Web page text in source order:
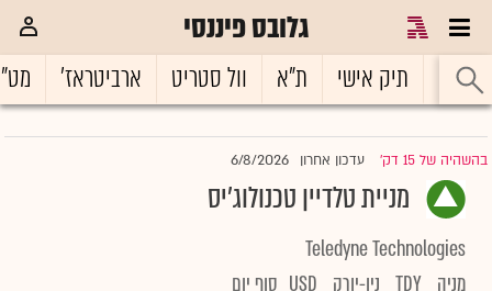
גלובס פיננסי
ראשי תיק אישי ת"א וול סטריט ארביטראז'
בהשהיה של 15 דק' |עדכון אחרון 6/8/2026
מניית טלדיין טכנולוג'יס
Teledyne Technologies
מניה TDY ניו-יורק USD סוף יום